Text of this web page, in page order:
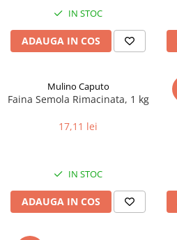
IN STOC
ADAUGA IN COS
Mulino Caputo
Faina Semola Rimacinata, 1 kg
17,11 lei
IN STOC
ADAUGA IN COS